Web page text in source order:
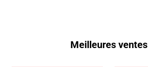
Meilleures ventes